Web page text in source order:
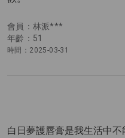
會員：林派***
年齡：51
時間：2025-03-31
白日夢護唇膏是我生活中